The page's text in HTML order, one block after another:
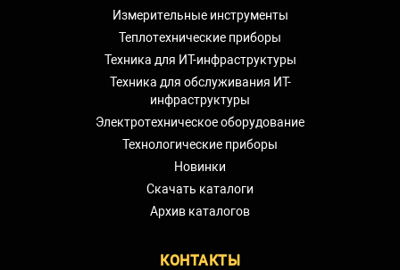
Измерительные инструменты
Теплотехнические приборы
Техника для ИТ-инфраструктуры
Техника для обслуживания ИТ-
инфраструктуры
Электротехническое оборудование
Технологические приборы
Новинки
Скачать каталоги
Архив каталогов
КОНТАКТЫ